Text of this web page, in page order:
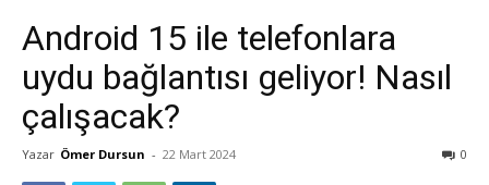
Android 15 ile telefonlara
uydu bağlantısı geliyor! Nasıl
çalışacak?
Yazar Ömer Dursun - 22 Mart 2024 0